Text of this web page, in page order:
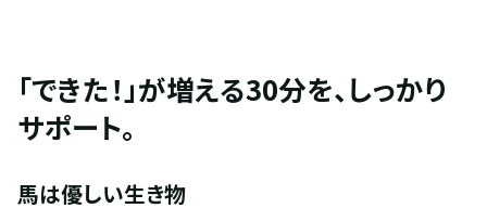
「できた！」が増える30分を、しっかり
サポート。
馬は優しい生き物